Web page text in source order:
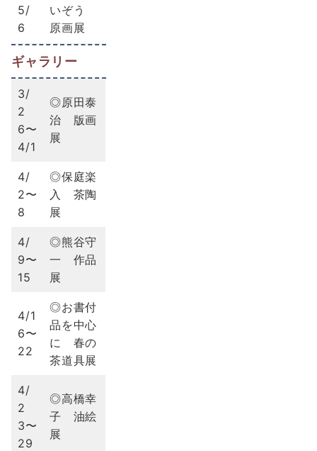
5/
6
いぞう
原画展
ギャラリー
3/
2
6〜
4/1
◎原田泰
治 版画
展
4/
2〜
8
◎保庭楽
入 茶陶
展
4/
9〜
15
◎熊谷守
一 作品
展
4/1
6〜
22
◎お書付
品を中心
に 春の
茶道具展
4/
2
3〜
29
◎高橋幸
子 油絵
展